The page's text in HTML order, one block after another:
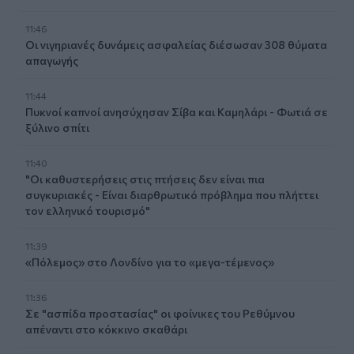
11:46
Οι νιγηριανές δυνάμεις ασφαλείας διέσωσαν 308 θύματα
απαγωγής
11:44
Πυκνοί καπνοί ανησύχησαν Σίβα και Καμηλάρι - Φωτιά σε
ξύλινο σπίτι
11:40
"Οι καθυστερήσεις στις πτήσεις δεν είναι πια
συγκυριακές - Είναι διαρθρωτικό πρόβλημα που πλήττει
τον ελληνικό τουρισμό"
11:39
«Πόλεμος» στο Λονδίνο για το «μεγα-τέμενος»
11:36
Σε "ασπίδα προστασίας" οι φοίνικες του Ρεθύμνου
απέναντι στο κόκκινο σκαθάρι